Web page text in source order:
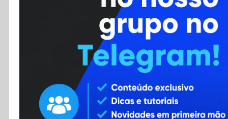
Enviar Dica
Contato